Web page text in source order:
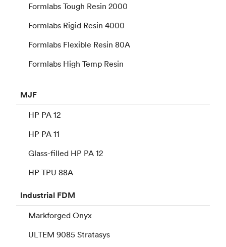
Formlabs Tough Resin 2000
Formlabs Rigid Resin 4000
Formlabs Flexible Resin 80A
Formlabs High Temp Resin
MJF
HP PA 12
HP PA 11
Glass-filled HP PA 12
HP TPU 88A
Industrial FDM
Markforged Onyx
ULTEM 9085 Stratasys